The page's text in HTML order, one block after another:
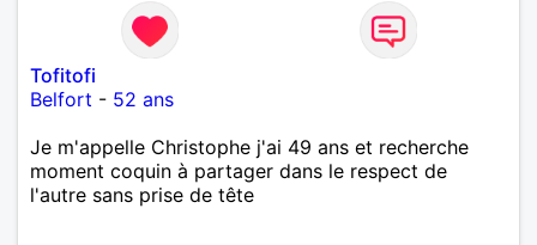
Tofitofi
Belfort - 52 ans
Je m'appelle Christophe j'ai 49 ans et recherche
moment coquin à partager dans le respect de
l'autre sans prise de tête